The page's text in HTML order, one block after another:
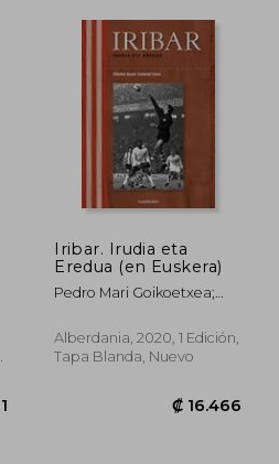
Iribar. Irudia eta
Eredua (en Euskera)
Pedro Mari Goikoetxea;
Alberdania, 2020, 1 Edición,
Tapa Blanda, Nuevo